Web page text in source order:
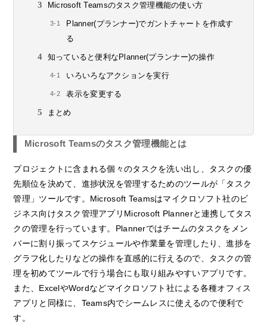
Microsoft Teamsのタスク管理機能の使い方
Planner(プランナー)でガントチャートを作成す
る
知っていると便利なPlanner(プランナー)の操作
いろいろなアクションを実行
表示を変更する
まとめ
Microsoft Teamsのタスク管理機能とは
プロジェクトに含まれる個々のタスクを洗い出し、タスクの優
先順位を決めて、進捗状況を管理するためのツールが「タスク
管理」ツールです。Microsoft Teamsはマイクロソフト社のビ
ジネス向けタスク管理アプリMicrosoft Plannerと連携してタス
クの管理を行っています。Plannerではチームのタスクをメン
バーに割り振ってスケジュールや作業量を管理したり、進捗を
グラフ化したりなどの操作を直感的に行えるので、タスクの管
理を初めてツールで行う場合にも取り組みやすいアプリです。
また、ExcelやWordなどマイクロソフト社による各種オフィス
アプリと同様に、Teams内でシームレスに使えるので便利で
す。